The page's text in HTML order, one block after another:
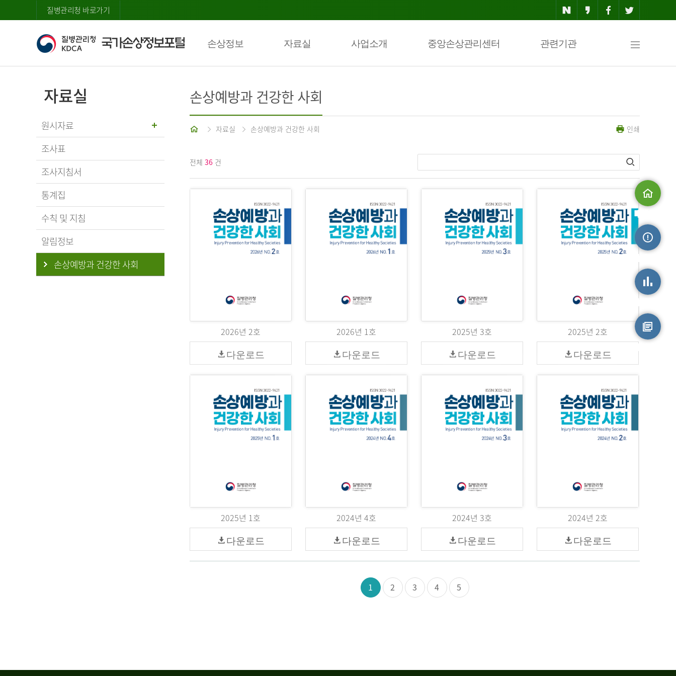
질병관리청 바로가기
손상정보 자료실 사업소개 중앙손상관리센터 관련기관
맵
자료실
원시자료
조사표
조사지침서
통계집
수칙 및 지침
알림정보
손상예방과 건강한 사회
손상예방과 건강한 사회
홈 자료실 손상예방과 건강한 사회 인쇄
전체 36 건
2026년 2호
다운로드
2026년 1호
다운로드
2025년 3호
다운로드
2025년 2호
다운로드
2025년 1호
다운로드
2024년 4호
다운로드
2024년 3호
다운로드
2024년 2호
다운로드
1 2 3 4 5
메인으로
원시자료